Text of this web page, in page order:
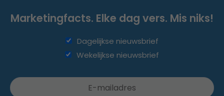
Marketingfacts. Elke dag vers. Mis niks!
Dagelijkse nieuwsbrief
Wekelijkse nieuwsbrief